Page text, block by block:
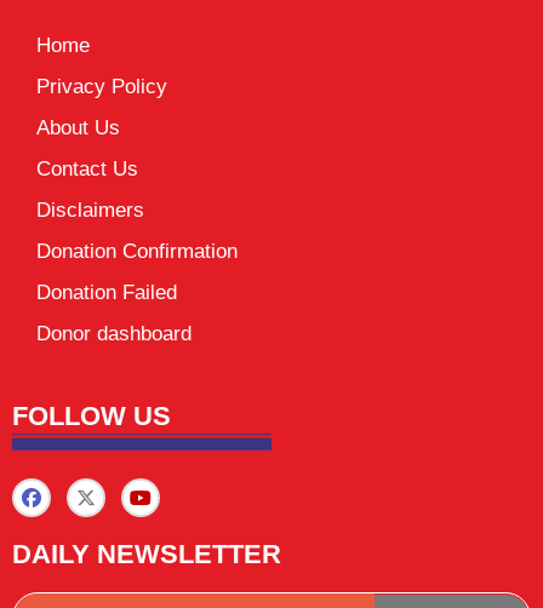
Home
Privacy Policy
About Us
Contact Us
Disclaimers
Donation Confirmation
Donation Failed
Donor dashboard
FOLLOW US
DAILY NEWSLETTER